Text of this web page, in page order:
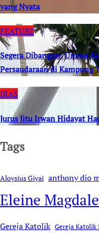
yang Nyata
FEATURE
Segera Dibangun: Umma
Persaudaraan di Kampung
IRAS
Jurus Jitu Irwan Hidayat
Tags
Aloysius Giyai anthony dio
Eleine
Gereja Katolik Gereja Katolik